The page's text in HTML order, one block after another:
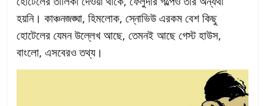
হয়নি। কাঞ্চনজঙ্ঘা, হিমলোক, স্নোভিউ এরকম বেশ কিছু
হোটেলের যেমন উল্লেখ আছে, তেমনই আছে গেস্ট হাউস,
বাংলো, এসবেরও তথ্য।